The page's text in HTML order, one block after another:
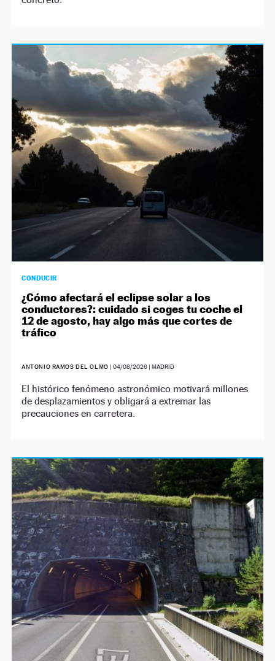
CONDUCIR
¿Cómo afectará el eclipse solar a los
conductores?: cuidado si coges tu coche el
12 de agosto, hay algo más que cortes de
tráfico
ANTONIO RAMOS DEL OLMO | 04/08/2026| MADRID
El histórico fenómeno astronómico motivará millones
de desplazamientos y obligará a extremar las
precauciones en carretera.